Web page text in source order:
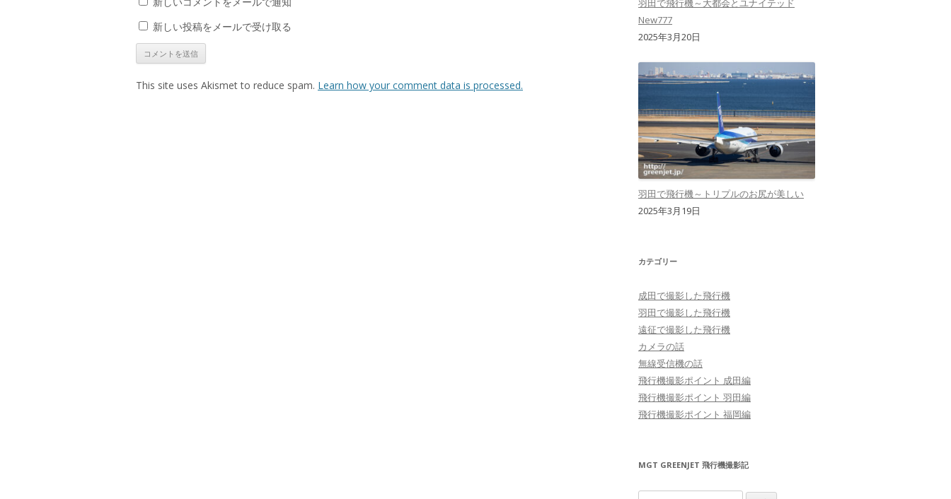
新しい投稿をメールで受け取る
This site uses Akismet to reduce spam. Learn how your comment data is processed.
羽田で飛行機～大都会とユナイテッド
New777
2025年3月20日
羽田で飛行機～トリプルのお尻が美しい
2025年3月19日
カテゴリー
成田で撮影した飛行機
羽田で撮影した飛行機
遠征で撮影した飛行機
カメラの話
無線受信機の話
飛行機撮影ポイント 成田編
飛行機撮影ポイント 羽田編
飛行機撮影ポイント 福岡編
MGT GREENJET 飛行機撮影記